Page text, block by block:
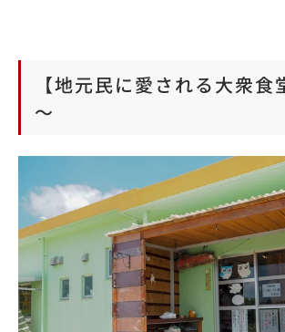
【地元民に愛される大衆食
～